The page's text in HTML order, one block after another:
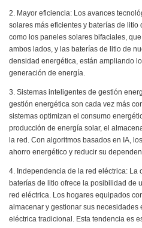
2. Mayor eficiencia: Los avances
solares más eficientes y baterías de
como los paneles solares bifaciales,
ambos lados, y las baterías de litio de
densidad energética, están ampliando
generación de energía.
3. Sistemas inteligentes de gestión
gestión energética son cada vez más
sistemas optimizan el consumo
producción de energía solar, el
la red. Con algoritmos basados ​​en IA,
ahorro energético y reducir su
4. Independencia de la red eléctrica: La
baterías de litio ofrece la posibilidad de
red eléctrica. Los hogares equipados
almacenar y gestionar sus necesidades
eléctrica tradicional. Esta tendencia es